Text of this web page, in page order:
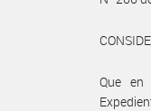
Que en